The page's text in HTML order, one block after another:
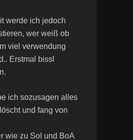
werde ich jedoch
wer weiß ob
viel verwendung
Erstmal bissl
ich sozusagen alles
und fang von
wie zu SoI und BoA